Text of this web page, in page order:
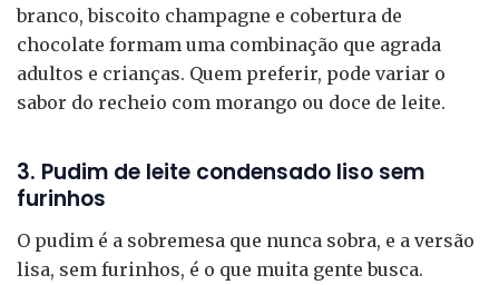
branco, biscoito champagne e cobertura de
chocolate formam uma combinação que agrada
adultos e crianças. Quem preferir, pode variar o
sabor do recheio com morango ou doce de leite.
3. Pudim de leite condensado liso sem
furinhos
O pudim é a sobremesa que nunca sobra, e a versão
lisa, sem furinhos, é o que muita gente busca.